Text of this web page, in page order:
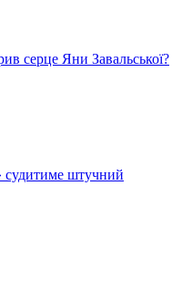
серце Яни Завальської?
судитиме штучний